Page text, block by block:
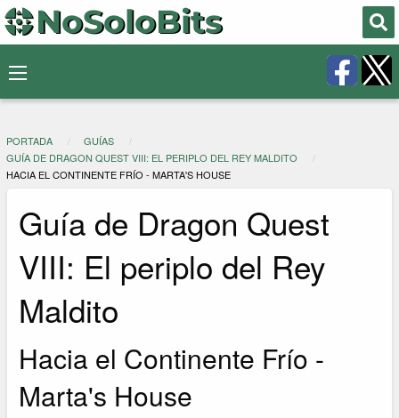
PORTADA
GUÍAS
GUÍA DE DRAGON QUEST VIII: EL PERIPLO DEL REY MALDITO
HACIA EL CONTINENTE FRÍO - MARTA'S HOUSE
Guía de Dragon Quest
VIII: El periplo del Rey
Maldito
Hacia el Continente Frío -
Marta's House